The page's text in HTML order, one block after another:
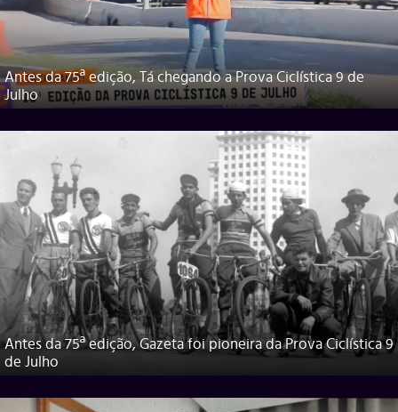
Antes da 75ª edição, Tá chegando a Prova Ciclística 9 de
Julho
Antes da 75ª edição, Gazeta foi pioneira da Prova Ciclística 9
de Julho